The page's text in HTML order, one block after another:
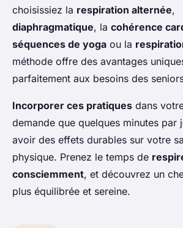
choisissiez la respiration alternée,
diaphragmatique, la cohérence
séquences de yoga ou la
méthode offre des avantages
parfaitement aux besoins des
Incorporer ces pratiques dans
demande que quelques minutes par
avoir des effets durables sur votre
physique. Prenez le temps de
consciemment, et découvrez un
plus équilibrée et sereine.